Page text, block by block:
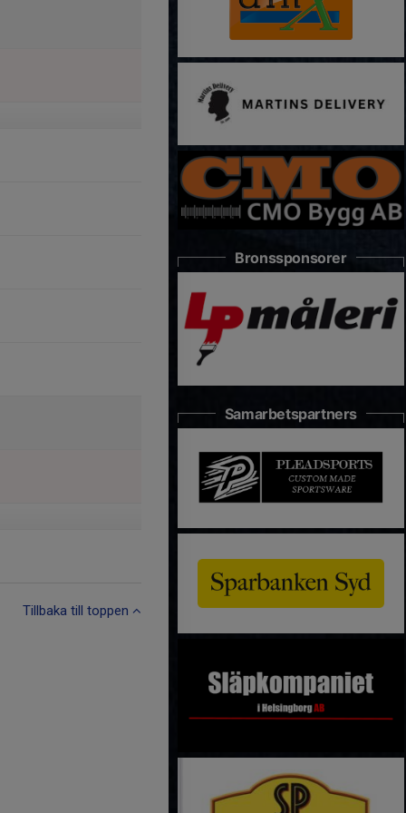
Tillbaka till toppen
Bronssponsorer
Samarbetspartners